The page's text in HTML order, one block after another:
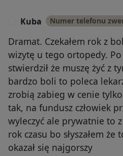
Kuba Numer telefonu
Dramat. Czekałem rok z
wizytę u tego ortopedy.
stwierdził że muszę żyć z
bardzo boli to poleca
zrobią zabieg w cenie
tak, na fundusz człowiek
wyleczyć ale prywatnie to
rok czasu bo słyszałem
okazał się najgorszy